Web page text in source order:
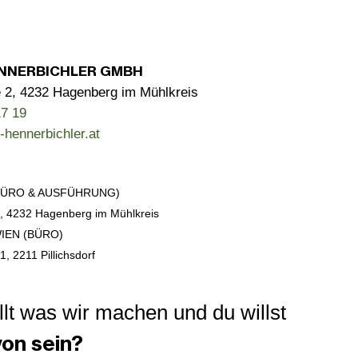
GMBH
2, 4232 Hagenberg im Mühlkreis
19
hennerbichler.at
& AUSFÜHRUNG)
4232 Hagenberg im Mühlkreis
(BÜRO)
2211 Pillichsdorf
was wir machen und du willst
sein?